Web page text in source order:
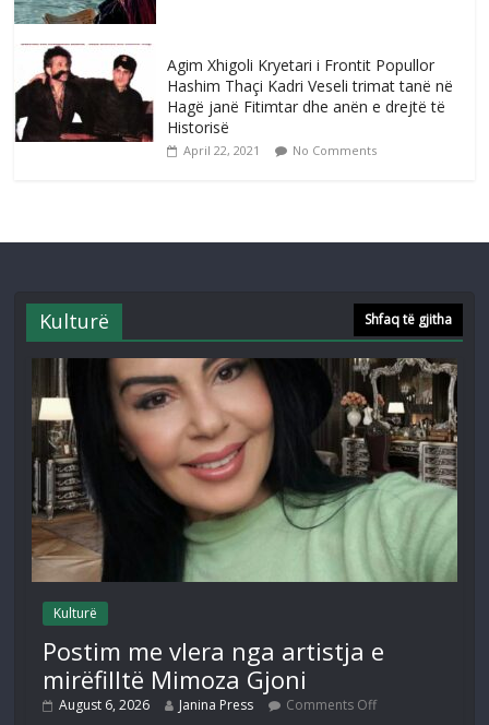
Agim Xhigoli Kryetari i Frontit Popullor
Hashim Thaçi Kadri Veseli trimat tanë në
Hagë janë Fitimtar dhe anën e drejtë të
Historisë
April 22, 2021 No Comments
Kulturë Shfaq të gjitha
Kulturë
Postim me vlera nga artistja e
mirëfilltë Mimoza Gjoni
August 6, 2026 Janina Press Comments Off